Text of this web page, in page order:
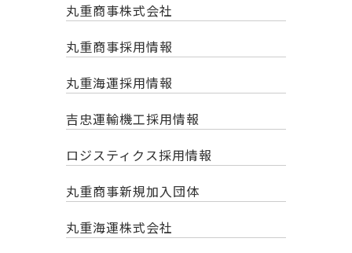
丸重商事株式会社
丸重商事採用情報
丸重海運採用情報
吉忠運輸機工採用情報
ロジスティクス採用情報
丸重商事新規加入団体
丸重海運株式会社